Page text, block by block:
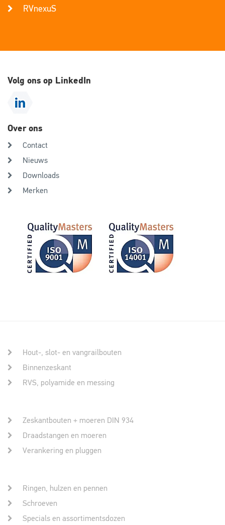
RVnexuS
Volg ons op LinkedIn
Over ons
Contact
Nieuws
Downloads
Merken
Hout-, slot- en vangrailbouten
Binnenzeskant
RVS, polyamide en messing
Zeskantbouten + moeren DIN 934
Draadstangen en moeren
Verankering en pluggen
Ringen, hulzen en pennen
Schroeven
Specials en assortimentsdozen